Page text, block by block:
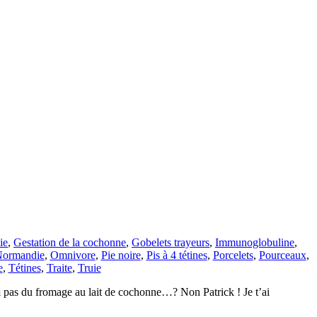
, Gestation de la cochonne, Gobelets trayeurs, Immunoglobuline,
, Omnivore, Pie noire, Pis à 4 tétines, Porcelets, Pourceaux,
, Tétines, Traite, Truie
du fromage au lait de cochonne…? Non Patrick ! Je t’ai